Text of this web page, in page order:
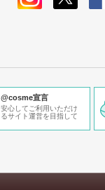
@cosme宣言
安心してご利用いただけ
るサイト運営を目指して